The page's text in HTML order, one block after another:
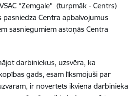
“Zemgale” (turpmāk - Centrs)
pasniedza Centra apbalvojumus
sasniegumiem astoņās Centra
darbiniekus, uzsvēra, ka
gads, esam līksmojuši par
ir novērtēts ikviena darbinieka